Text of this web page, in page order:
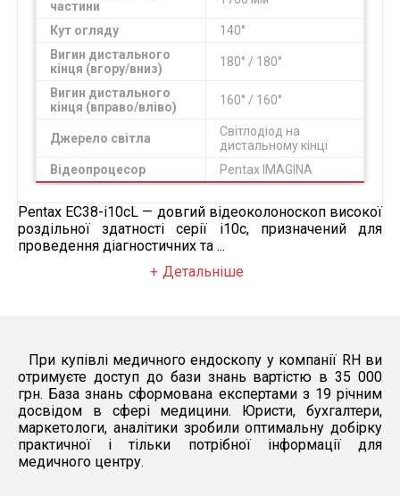
частини
Кут огляду
140°
Вигин дистального
кінця (вгору/вниз)
180° / 180°
Вигин дистального
кінця (вправо/вліво)
160° / 160°
Джерело світла
Світлодіод на
дистальному кінці
Відеопроцесор
Pentax IMAGINA
Pentax EC38-i10cL — довгий відеоколоноскоп високої
роздільної здатності серії i10c, призначений для
проведення діагностичних та ...
Детальніше
При купівлі медичного ендоскопу у компанії RH ви
отримуєте доступ до бази знань вартістю в 35 000
грн. База знань сформована експертами з 19 річним
досвідом в сфері медицини. Юристи, бухгалтери,
маркетологи, аналітики зробили оптимальну добірку
практичної і тільки потрібної інформації для
медичного центру.